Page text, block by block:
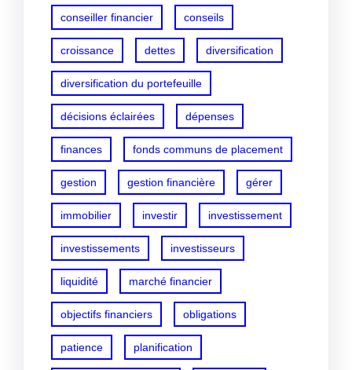
conseiller financier conseils
croissance dettes diversification
diversification du portefeuille
décisions éclairées dépenses
finances fonds communs de placement
gestion gestion financière gérer
immobilier investir investissement
investissements investisseurs
liquidité marché financier
objectifs financiers obligations
patience planification